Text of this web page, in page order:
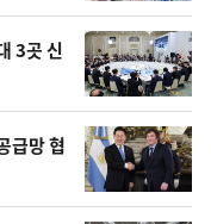
3곳 신
급망 협